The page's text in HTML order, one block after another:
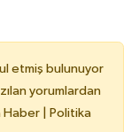
etmiş bulunuyor
yorumlardan
Haber | Politika